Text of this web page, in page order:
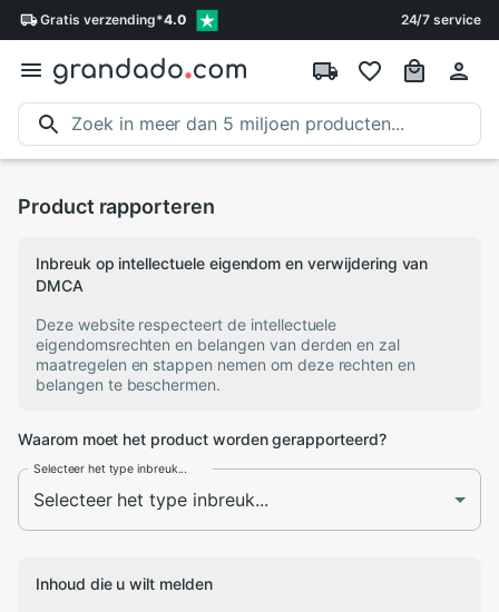
Gratis verzending*4.0 24/7 service
Product rapporteren
Inbreuk op intellectuele eigendom en verwijdering van
DMCA
Deze website respecteert de intellectuele
eigendomsrechten en belangen van derden en zal
maatregelen en stappen nemen om deze rechten en
belangen te beschermen.
Waarom moet het product worden gerapporteerd?
Selecteer het type inbreuk...
Inhoud die u wilt melden